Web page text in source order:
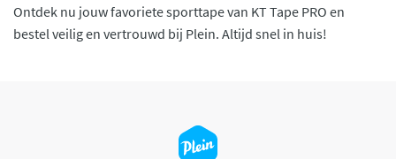
Ontdek nu jouw favoriete sporttape van KT Tape PRO en
bestel veilig en vertrouwd bij Plein. Altijd snel in huis!